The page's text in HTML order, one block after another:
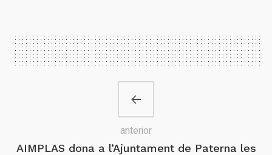
AIMPLAS dona a l’Ajuntament de Paterna les
anterior